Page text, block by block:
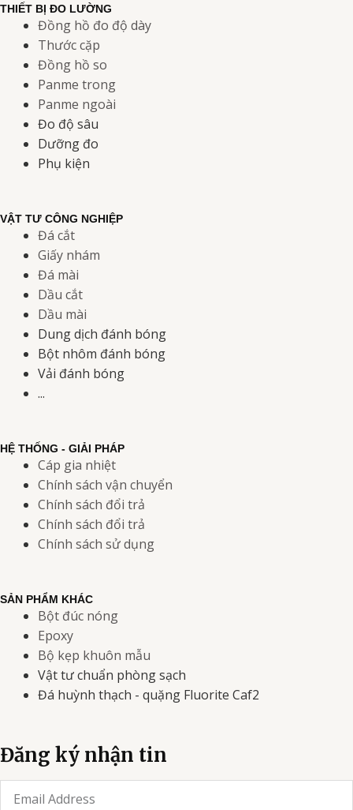
THIẾT BỊ ĐO LƯỜNG
Đồng hồ đo độ dày
Thước cặp
Đồng hồ so
Panme trong
Panme ngoài
Đo độ sâu
Dưỡng đo
Phụ kiện
VẬT TƯ CÔNG NGHIỆP
Đá cắt
Giấy nhám
Đá mài
Dầu cắt
Dầu mài
Dung dịch đánh bóng
Bột nhôm đánh bóng
Vải đánh bóng
...
HỆ THỐNG - GIẢI PHÁP
Cáp gia nhiệt
Chính sách vận chuyển
Chính sách đổi trả
Chính sách đổi trả
Chính sách sử dụng
SẢN PHẨM KHÁC
Bột đúc nóng
Epoxy
Bộ kẹp khuôn mẫu
Vật tư chuẩn phòng sạch
Đá huỳnh thạch - quặng Fluorite Caf2
Đăng ký nhận tin